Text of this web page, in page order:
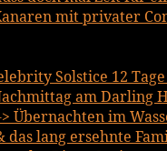
mit privater
Solstice 12
am Darling
Übernachten im
das lang ersehnte